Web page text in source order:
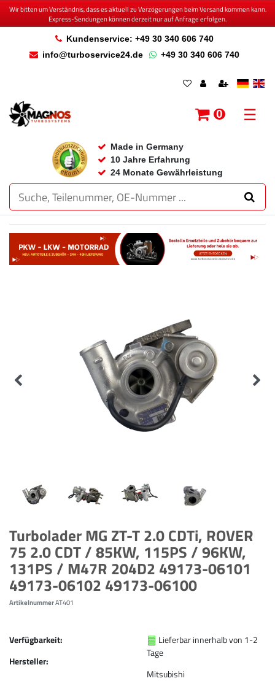
Wir bitten um Verständnis, dass es aktuell zu Verzögerungen beim Versand kommen kann.
Express-Sendungen können derzeit nur auf Anfrage erfolgen.
Kundenservice: +49 30 340 606 740
info@turboservice24.de
+49 30 340 606 740
Made in Germany
10 Jahre Erfahrung
24 Monate Gewährleistung
0 ☰
Turbolader MG ZT-T 2.0 CDTi, ROVER
75 2.0 CDT / 85KW, 115PS / 96KW,
131PS / M47R 204D2 49173-06101
49173-06102 49173-06100
ArtikelnummerAT401
Verfügbarkeit:
Hersteller:
Lieferbar innerhalb von 1-2
Tage
Mitsubishi